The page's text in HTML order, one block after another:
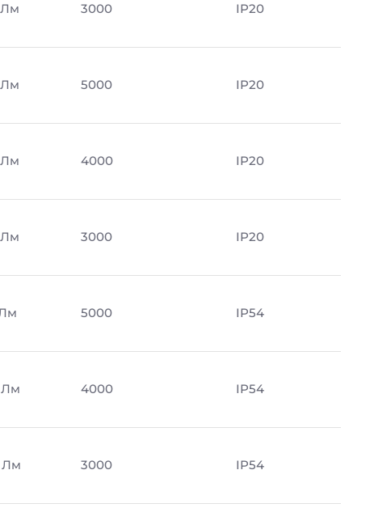
3000 IP20
5000 IP20
4000 IP20
3000 IP20
5000 IP54
Лм 4000 IP54
Лм 3000 IP54